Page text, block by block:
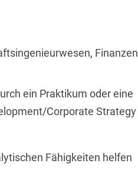
Finanzen
ein Praktikum oder eine
Corporate Strategy
Fähigkeiten helfen